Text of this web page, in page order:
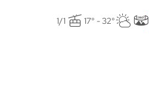
1/1 17° - 32°